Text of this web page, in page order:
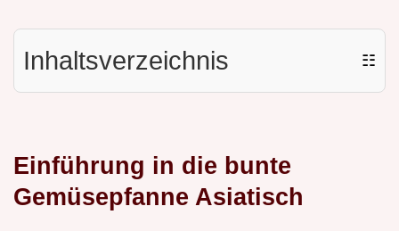
Inhaltsverzeichnis ☷
Einführung in die bunte
Gemüsepfanne Asiatisch